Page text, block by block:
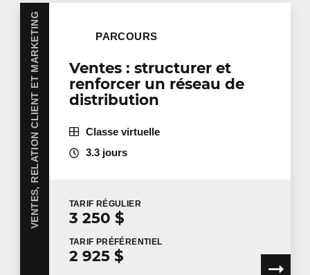
VENTES, RELATION CLIENT ET MARKETING
Ventes : structurer et
renforcer un réseau de
distribution
PARCOURS
Classe virtuelle
3.3 jours
TARIF RÉGULIER
3 250 $
TARIF PRÉFÉRENTIEL
2 925 $